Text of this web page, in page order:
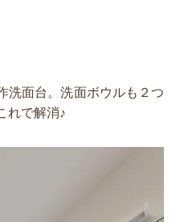
洗面台。洗面ボウルも２つ
れで解消♪